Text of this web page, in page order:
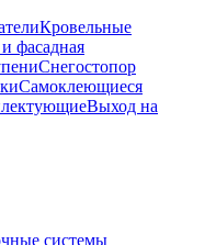
Кровельные
фасадная
Снегостопор
Самоклеющиеся
Выход на
системы